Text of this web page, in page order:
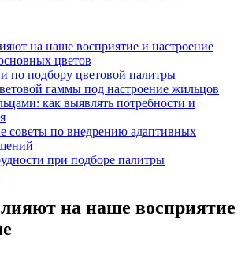
на наше восприятие и настроение
цветов
по подбору цветовой палитры
гаммы под настроение жильцов
как выявлять потребности и
советы по внедрению адаптивных
при подборе палитры
на наше восприятие